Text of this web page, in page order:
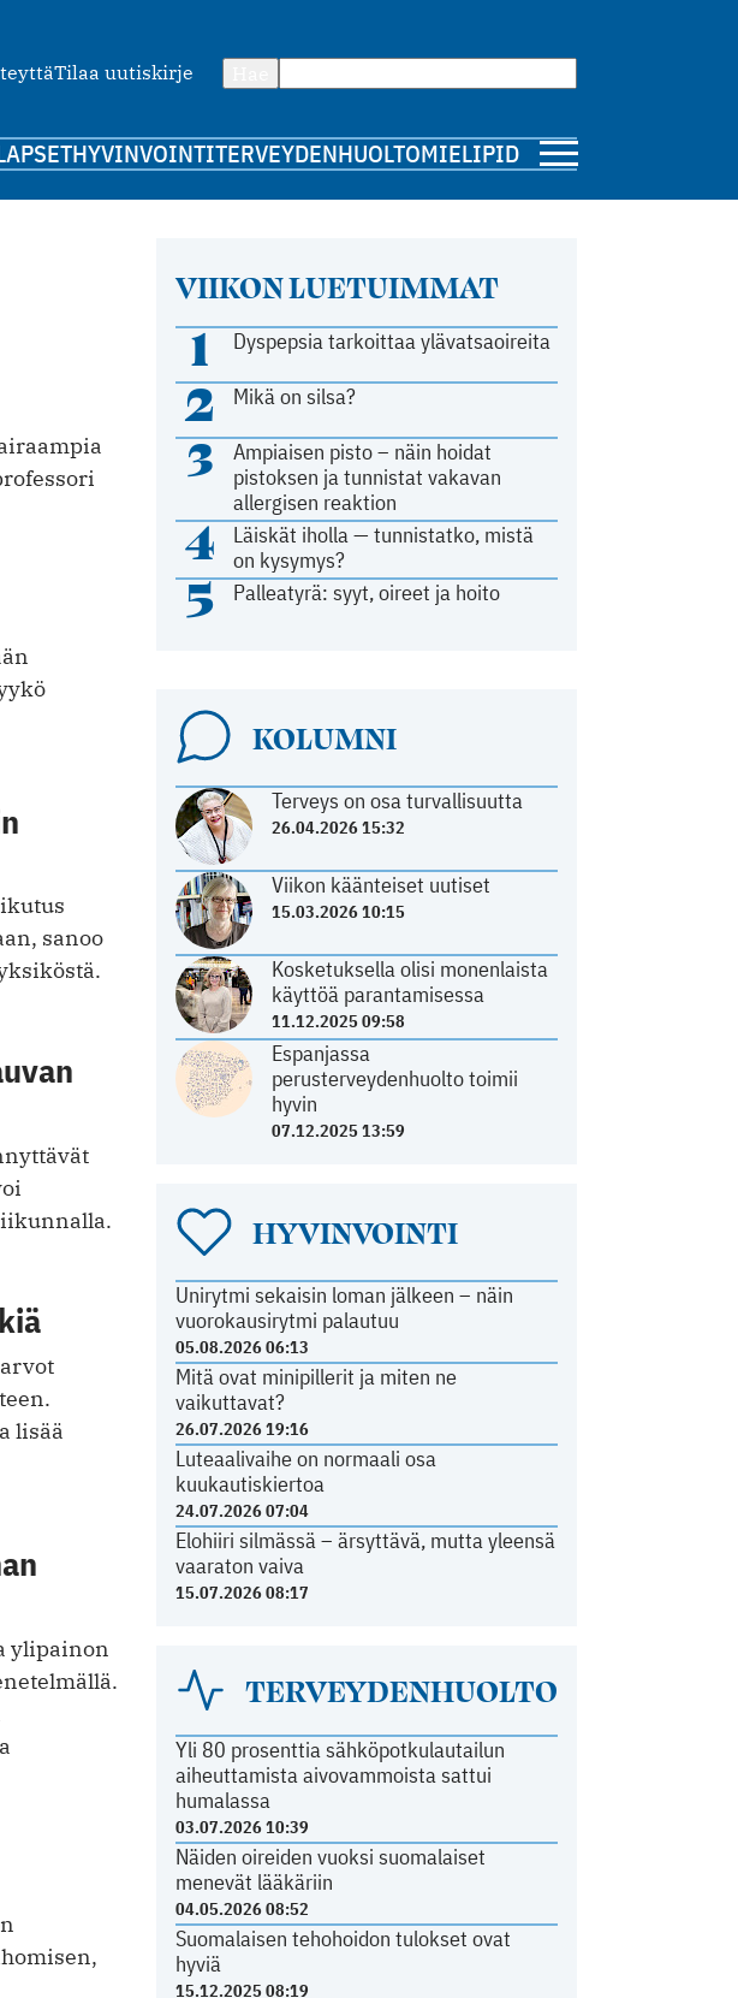
Tilaa uutiskirje
HYVINVOINTITERVEYDENHUOLTOMIELIPIDE
sanoo
lisää
ylipainon
VIIKON LUETUIMMAT
1 Dyspepsia tarkoittaa ylävatsaoireita
2 Mikä on silsa?
3
Ampiaisen pisto – näin hoidat
pistoksen ja tunnistat vakavan
allergisen reaktion
4
Läiskät iholla — tunnistatko, mistä
on kysymys?
5 Palleatyrä: syyt, oireet ja hoito
KOLUMNI
Terveys on osa turvallisuutta
26.04.2026 15:32
Viikon käänteiset uutiset
15.03.2026 10:15
Kosketuksella olisi monenlaista
käyttöä parantamisessa
11.12.2025 09:58
Espanjassa
perusterveydenhuolto toimii
hyvin
07.12.2025 13:59
HYVINVOINTI
Unirytmi sekaisin loman jälkeen – näin
vuorokausirytmi palautuu
05.08.2026 06:13
Mitä ovat minipillerit ja miten ne
vaikuttavat?
26.07.2026 19:16
Luteaalivaihe on normaali osa
kuukautiskiertoa
24.07.2026 07:04
Elohiiri silmässä – ärsyttävä, mutta yleensä
vaaraton vaiva
15.07.2026 08:17
TERVEYDENHUOLTO
Yli 80 prosenttia sähköpotkulautailun
aiheuttamista aivovammoista sattui
humalassa
03.07.2026 10:39
Näiden oireiden vuoksi suomalaiset
menevät lääkäriin
04.05.2026 08:52
Suomalaisen tehohoidon tulokset ovat
hyviä
15.12.2025 08:19